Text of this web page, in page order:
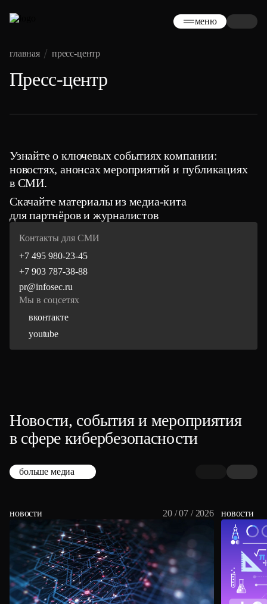
меню
главная пресс-центр
Пресс-центр
Узнайте о ключевых событиях компании:
новостях, анонсах мероприятий и публикациях
в СМИ.
Скачайте материалы из медиа-кита
для партнёров и журналистов
Контакты для СМИ
+7 495 980-23-45
+7 903 787-38-88
pr@infosec.ru
Мы в соцсетях
вконтакте
youtube
Новости, события и мероприятия
в сфере кибербезопасности
больше медиа
новости 20 / 07 / 2026 новости